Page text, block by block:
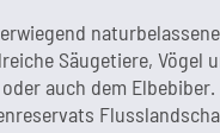
Säugetiere, Vögel
auch dem